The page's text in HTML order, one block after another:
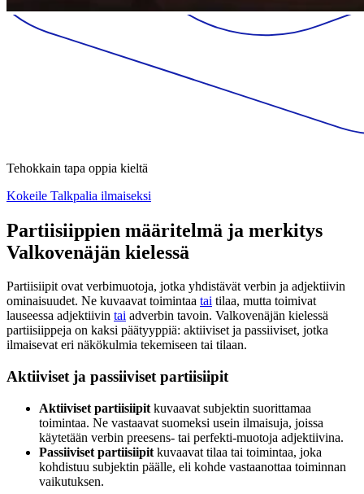
Tehokkain tapa oppia kieltä
Kokeile Talkpalia ilmaiseksi
Partiisiippien määritelmä ja merkitys
Valkovenäjän kielessä
Partiisiipit ovat verbimuotoja, jotka yhdistävät verbin ja adjektiivin
ominaisuudet. Ne kuvaavat toimintaa tai tilaa, mutta toimivat
lauseessa adjektiivin tai adverbin tavoin. Valkovenäjän kielessä
partiisiippeja on kaksi päätyyppiä: aktiiviset ja passiiviset, jotka
ilmaisevat eri näkökulmia tekemiseen tai tilaan.
Aktiiviset ja passiiviset partiisiipit
Aktiiviset partiisiipit kuvaavat subjektin suorittamaa
toimintaa. Ne vastaavat suomeksi usein ilmaisuja, joissa
käytetään verbin preesens- tai perfekti-muotoja adjektiivina.
Passiiviset partiisiipit kuvaavat tilaa tai toimintaa, joka
kohdistuu subjektin päälle, eli kohde vastaanottaa toiminnan
vaikutuksen.